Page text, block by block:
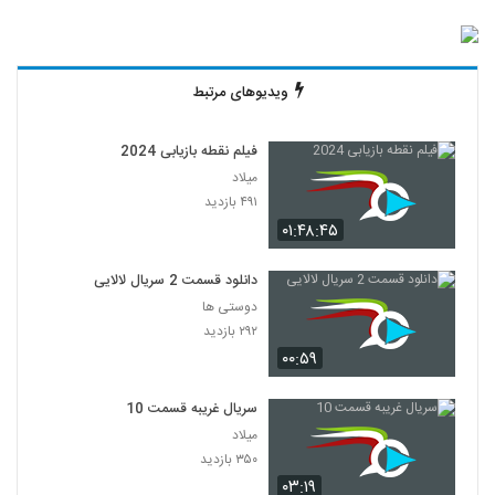
ویدیوهای مرتبط
۰۱:۴۸:۴۵
فیلم نقطه بازیابی 2024
میلاد
۴۹۱ بازدید
۰۰:۵۹
دانلود قسمت 2 سریال لالایی
دوستی ها
۲۹۲ بازدید
۰۳:۱۹
سریال غریبه قسمت 10
میلاد
۳۵۰ بازدید